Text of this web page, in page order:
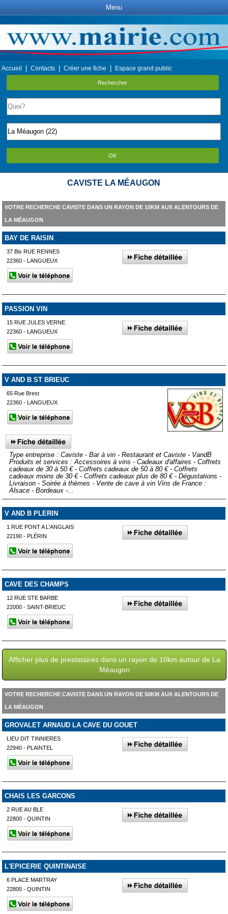
Menu
Accueil Contacts Créer une fiche Espace grand public
Rechercher
OK
CAVISTE LA MÉAUGON
VOTRE RECHERCHE CAVISTE DANS UN RAYON DE 10KM AUX ALENTOURS DE
LA MÉAUGON
BAY DE RAISIN
37 Bis RUE RENNES
22360 - LANGUEUX
PASSION VIN
15 RUE JULES VERNE
22360 - LANGUEUX
V AND B ST BRIEUC
65 Rue Brest
22360 - LANGUEUX
Type entreprise : Caviste - Bar à vin - Restaurant et Caviste - VandB
Produits et services : Accessoires à vins - Cadeaux d'affaires - Coffrets
cadeaux de 30 à 50 € - Coffrets cadeaux de 50 à 80 € - Coffrets
cadeaux moins de 30 € - Coffrets cadeaux plus de 80 € - Dégustations -
Livraison - Soirée à thèmes - Vente de cave à vin Vins de France :
Alsace - Bordeaux -...
V AND B PLERIN
1 RUE PONT A L'ANGLAIS
22190 - PLÉRIN
CAVE DES CHAMPS
12 RUE STE BARBE
22000 - SAINT-BRIEUC
Afficher plus de prestataires dans un rayon de 10km autour de La
Méaugon
VOTRE RECHERCHE CAVISTE DANS UN RAYON DE 50KM AUX ALENTOURS DE
LA MÉAUGON
GROVALET ARNAUD LA CAVE DU GOUET
LIEU DIT TINNIERES
22940 - PLAINTEL
CHAIS LES GARCONS
2 RUE AU BLE
22800 - QUINTIN
L'EPICERIE QUINTINAISE
6 PLACE MARTRAY
22800 - QUINTIN